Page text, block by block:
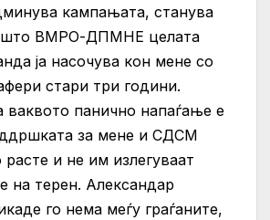
кампањата, станува
ВМРО-ДПМНЕ целата
ја насочува кон мене со
стари три години.
ваквото панично напаѓање е
за мене и СДСМ
расте и не им излегуваат
на терен. Александар
го нема меѓу граѓаните,